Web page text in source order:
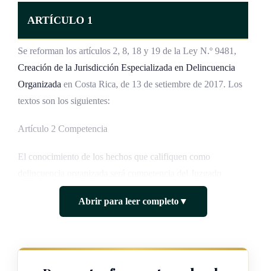
ARTÍCULO 1
Se reforman los artículos 2, 8, 18 y 19 de la Ley N.º 9481,
Creación de la Jurisdicción Especializada en Delincuencia
Organizada en Costa Rica, de 13 de setiembre de 2017. Los
textos son los siguientes:
Artículo 2 Competencia
El conocimiento de los hechos que califiquen como
Especializado en Delincuencia Organizada, del Tribunal
Penal Especializado en Delincuencia Organizada y del
Los despachos que se establezcan tendrán competencia en
Abrir para leer completo▼